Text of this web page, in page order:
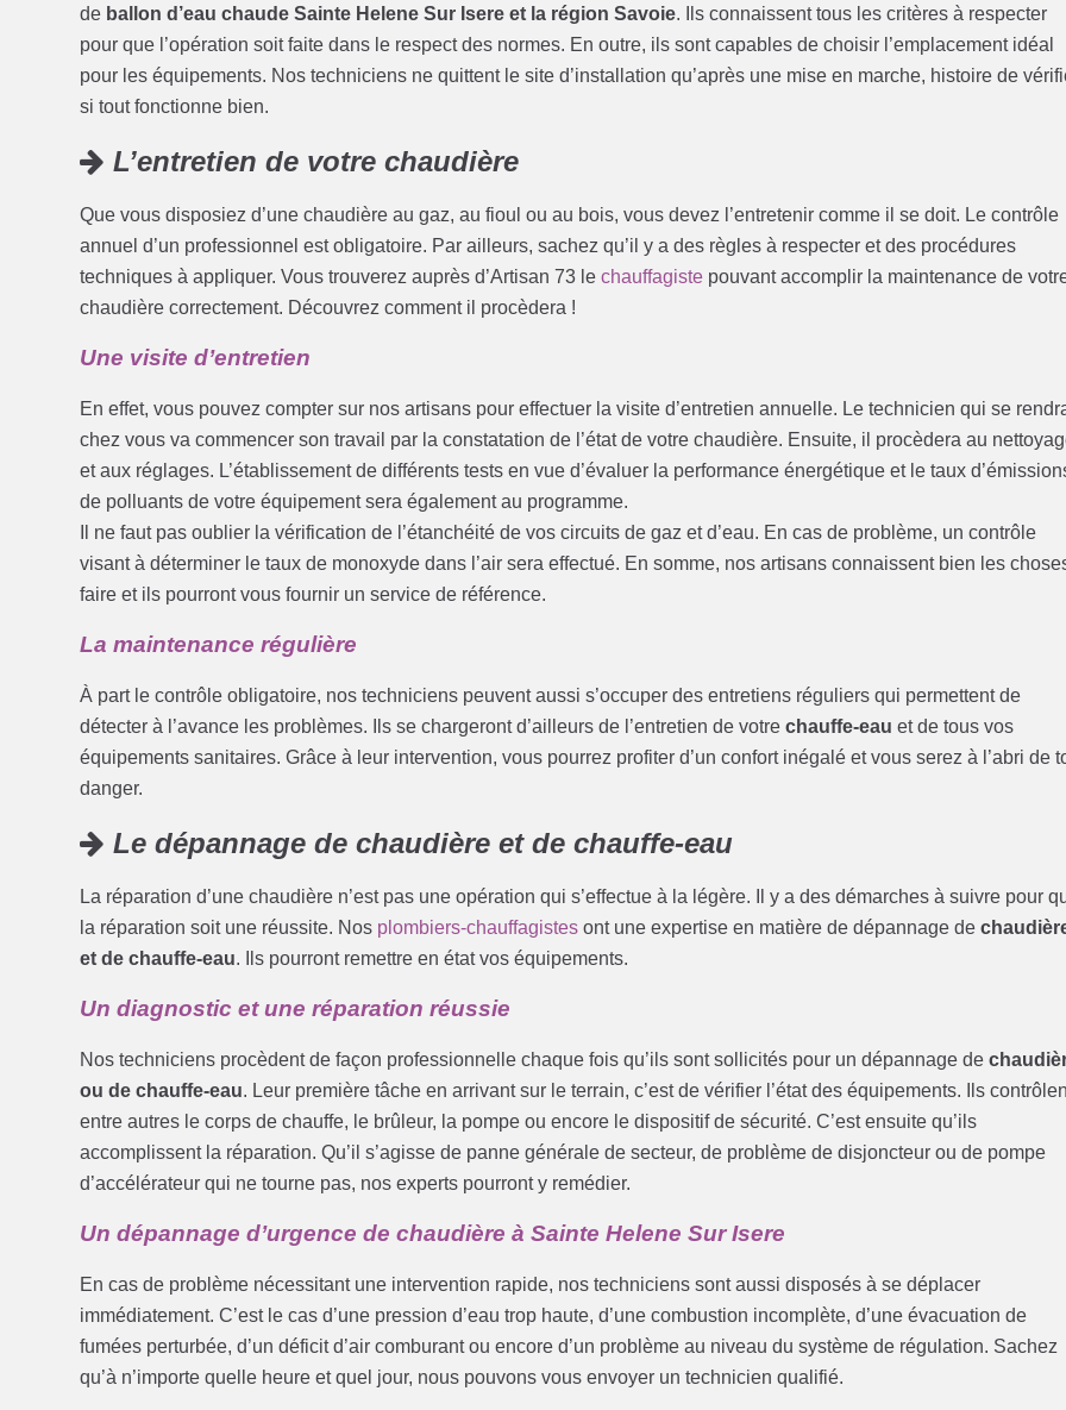
de ballon d’eau chaude Sainte Helene Sur Isere et la région Savoie. Ils connaissent tous les critères à respecter
pour que l’opération soit faite dans le respect des normes. En outre, ils sont capables de choisir l’emplacement idéal
pour les équipements. Nos techniciens ne quittent le site d’installation qu’après une mise en marche, histoire de
si tout fonctionne bien.
L’entretien de votre chaudière
Que vous disposiez d’une chaudière au gaz, au fioul ou au bois, vous devez l’entretenir comme il se doit. Le contrôle
annuel d’un professionnel est obligatoire. Par ailleurs, sachez qu’il y a des règles à respecter et des procédures
techniques à appliquer. Vous trouverez auprès d’Artisan 73 lechauffagiste pouvant accomplir la maintenance de
chaudière correctement. Découvrez comment il procèdera !
Une visite d’entretien
En effet, vous pouvez compter sur nos artisans pour effectuer la visite d’entretien annuelle. Le technicien qui se
chez vous va commencer son travail par la constatation de l’état de votre chaudière. Ensuite, il procèdera au
et aux réglages. L’établissement de différents tests en vue d’évaluer la performance énergétique et le taux
de polluants de votre équipement sera également au programme.
Il ne faut pas oublier la vérification de l’étanchéité de vos circuits de gaz et d’eau. En cas de problème, un contrôle
visant à déterminer le taux de monoxyde dans l’air sera effectué. En somme, nos artisans connaissent bien les
faire et ils pourront vous fournir un service de référence.
La maintenance régulière
À part le contrôle obligatoire, nos techniciens peuvent aussi s’occuper des entretiens réguliers qui permettent de
détecter à l’avance les problèmes. Ils se chargeront d’ailleurs de l’entretien de votrechauffe-eau et de tous vos
équipements sanitaires. Grâce à leur intervention, vous pourrez profiter d’un confort inégalé et vous serez à l’abri de
danger.
Le dépannage de chaudière et de chauffe-eau
La réparation d’une chaudière n’est pas une opération qui s’effectue à la légère. Il y a des démarches à suivre pour
la réparation soit une réussite. Nos plombiers-chauffagistes ont une expertise en matière de dépannage de
et de chauffe-eau. Ils pourront remettre en état vos équipements.
Un diagnostic et une réparation réussie
Nos techniciens procèdent de façon professionnelle chaque fois qu’ils sont sollicités pour un dépannage de
ou de chauffe-eau. Leur première tâche en arrivant sur le terrain, c’est de vérifier l’état des équipements. Ils
entre autres le corps de chauffe, le brûleur, la pompe ou encore le dispositif de sécurité. C’est ensuite qu’ils
accomplissent la réparation. Qu’il s’agisse de panne générale de secteur, de problème de disjoncteur ou de pompe
d’accélérateur qui ne tourne pas, nos experts pourront y remédier.
Un dépannage d’urgence de chaudière à Sainte Helene Sur Isere
En cas de problème nécessitant une intervention rapide, nos techniciens sont aussi disposés à se déplacer
immédiatement. C’est le cas d’une pression d’eau trop haute, d’une combustion incomplète, d’une évacuation de
fumées perturbée, d’un déficit d’air comburant ou encore d’un problème au niveau du système de régulation. Sachez
qu’à n’importe quelle heure et quel jour, nous pouvons vous envoyer un technicien qualifié.